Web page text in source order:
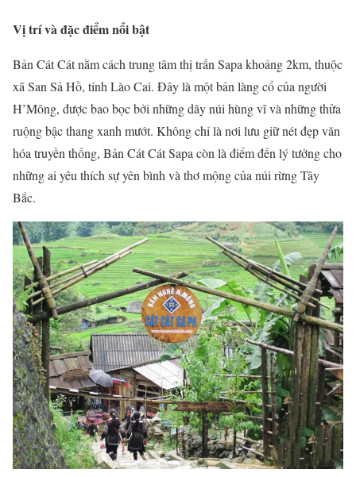
Vị trí và đặc điểm nổi bật
Bản Cát Cát nằm cách trung tâm thị trấn Sapa khoảng 2km, thuộc
xã San Sả Hồ, tỉnh Lào Cai. Đây là một bản làng cổ của người
H’Mông, được bao bọc bởi những dãy núi hùng vĩ và những thửa
ruộng bậc thang xanh mướt. Không chỉ là nơi lưu giữ nét đẹp văn
hóa truyền thống, Bản Cát Cát Sapa còn là điểm đến lý tưởng cho
những ai yêu thích sự yên bình và thơ mộng của núi rừng Tây
Bắc.